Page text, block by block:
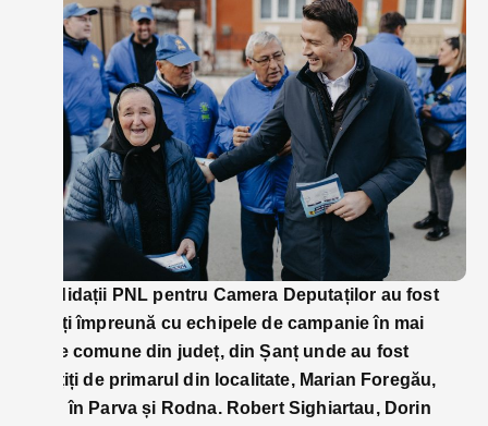
Candidații PNL pentru Camera Deputaților au fost
văzuți împreună cu echipele de campanie în mai
multe comune din județ, din Șanț unde au fost
însoțiți de primarul din localitate, Marian Foregău,
până în Parva și Rodna. Robert Sighiartau, Dorin